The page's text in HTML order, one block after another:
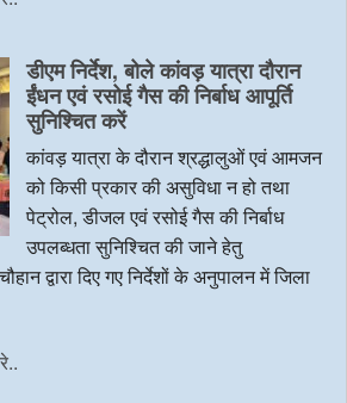
डीएम निर्देश, बोले कांवड़ यात्रा दौरान
ईंधन एवं रसोई गैस की निर्बाध आपूर्ति
सुनिश्चित करें
कांवड़ यात्रा के दौरान श्रद्धालुओं एवं आमजन
को किसी प्रकार की असुविधा न हो तथा
पेट्रोल, डीजल एवं रसोई गैस की निर्बाध
उपलब्धता सुनिश्चित की जाने हेतु
द्वारा दिए गए निर्देशों के अनुपालन में जिला